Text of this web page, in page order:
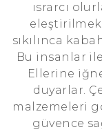
ısrarcı
sıkılınca
Bu insanlar
Ellerine
duyarlar.
malzemeleri
güvence